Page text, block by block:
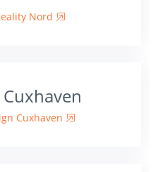
Nord
Cuxhaven